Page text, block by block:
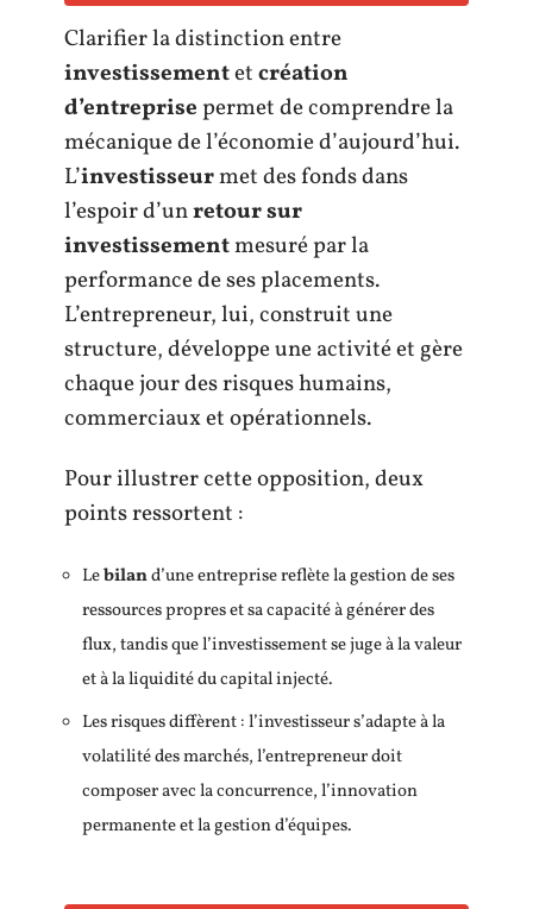
Clarifier la distinction entre
investissementetcréation
d’entreprisepermet de comprendre la
mécanique de l’économie d’aujourd’hui.
L’investisseurmet des fonds dans
l’espoir d’unretour sur
investissementmesuré par la
performance de ses placements.
L’entrepreneur, lui, construit une
structure, développe une activité et gère
chaque jour des risques humains,
commerciaux et opérationnels.
Pour illustrer cette opposition, deux
points ressortent :
Lebiland’une entreprise reflète la gestion de ses
ressources propres et sa capacité à générer des
flux, tandis que l’investissement se juge à la valeur
et à la liquidité du capital injecté.
Les risques diffèrent : l’investisseur s’adapte à la
volatilité des marchés, l’entrepreneur doit
composer avec la concurrence, l’innovation
permanente et la gestion d’équipes.